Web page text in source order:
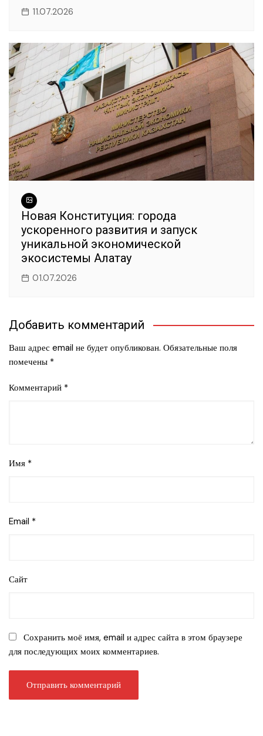
11.07.2026
Новая Конституция: города
ускоренного развития и запуск
уникальной экономической
экосистемы Алатау
01.07.2026
Добавить комментарий
Ваш адрес email не будет опубликован. Обязательные поля
помечены *
Комментарий *
Имя *
Email *
Сайт
Сохранить моё имя, email и адрес сайта в этом браузере
для последующих моих комментариев.